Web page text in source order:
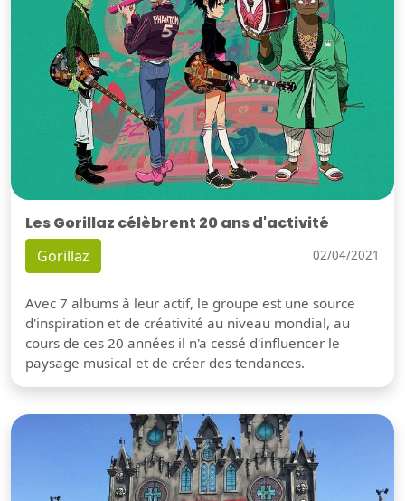
Les Gorillaz célèbrent 20 ans d'activité
Gorillaz 02/04/2021
Avec 7 albums à leur actif, le groupe est une source
d'inspiration et de créativité au niveau mondial, au
cours de ces 20 années il n'a cessé d'influencer le
paysage musical et de créer des tendances.